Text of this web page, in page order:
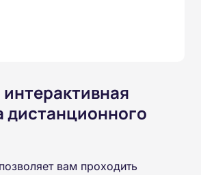
дистанционного
вам проходить